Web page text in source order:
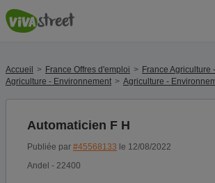
Accueil France Offres d'emploi France Agriculture
Agriculture - Environnement
Agriculture -
Automaticien F H
Publiée par #45568133 le 12/08/2022
Andel - 22400